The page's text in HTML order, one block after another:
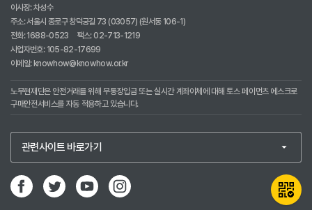
이사장: 차성수
주소: 서울시 종로구 창덕궁길 73 (03057) (원서동 106-1)
전화:1688-0523
팩스: 02-713-1219
사업자번호: 105-82-17699
이메일: knowhow@knowhow.or.kr
노무현재단은 안전거래를 위해 무통장입금 또는 실시간 계좌이체에 대해 토스 페이먼츠 에스크로
구매안전서비스를 자동 적용하고 있습니다.